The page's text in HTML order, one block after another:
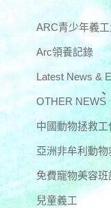
ARC青少年義
Arc領養記錄
Latest News &
OTHER NEWS
中國動物拯救工
亞洲非牟利動
免費寵物美容班
兒童義工